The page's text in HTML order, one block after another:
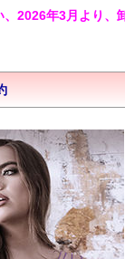
2026年3月より、